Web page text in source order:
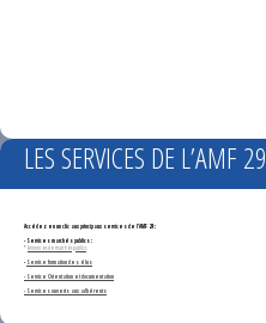
LES SERVICES DE L’AMF 29
Accédez en un clic aux principaux services de l'AMF 29 :
- Services marchés publics :
*Annonces de marchés publics
-Service formation des élus
- Service Orientation et documentation
- Services ouverts aux adhérents